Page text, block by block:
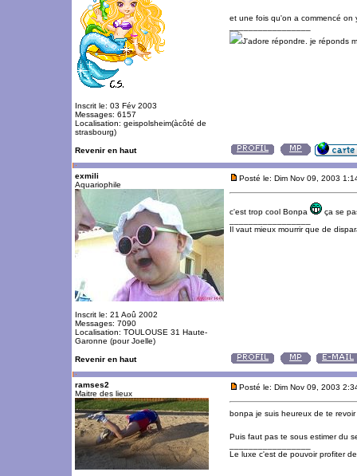
Inscrit le: 03 Fév 2003
Messages: 6157
Localisation: geispolsheim(àcôté de
strasbourg)
et une fois qu'on a commencé
J'adore répondre. je réponds
Revenir en haut
exmili
Aquariophile
Inscrit le: 21 Aoû 2002
Messages: 7090
Localisation: TOULOUSE 31 Haute-
Garonne (pour Joelle)
Posté le: Dim Nov 09, 2003
c'est trop cool Bonpa
ça se
Il vaut mieux mourrir que de
Revenir en haut
ramses2
Maitre des lieux
Posté le: Dim Nov 09, 2003
bonpa je suis heureux de te
Puis faut pas te sous estimer du
Le luxe c'est de pouvoir profiter